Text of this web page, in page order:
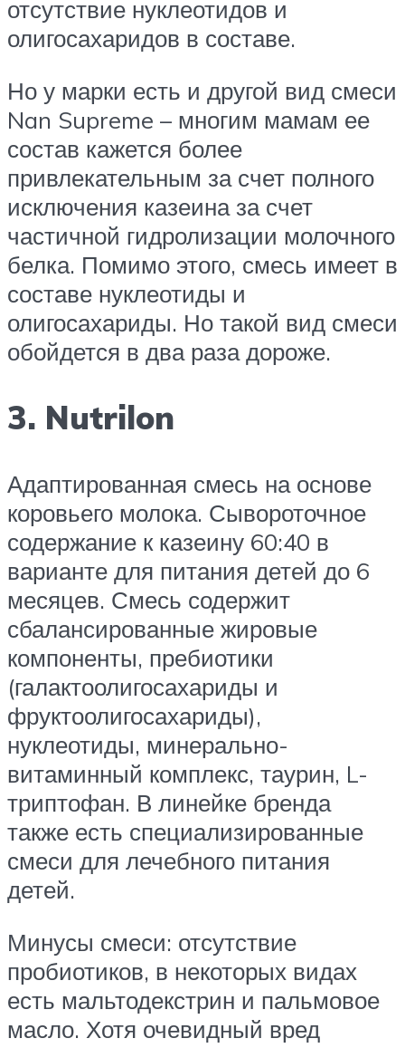
отсутствие нуклеотидов и
олигосахаридов в составе.
Но у марки есть и другой вид смеси
Nan Supreme – многим мамам ее
состав кажется более
привлекательным за счет полного
исключения казеина за счет
частичной гидролизации молочного
белка. Помимо этого, смесь имеет в
составе нуклеотиды и
олигосахариды. Но такой вид смеси
обойдется в два раза дороже.
3. Nutrilon
Адаптированная смесь на основе
коровьего молока. Сывороточное
содержание к казеину 60:40 в
варианте для питания детей до 6
месяцев. Смесь содержит
сбалансированные жировые
компоненты, пребиотики
(галактоолигосахариды и
фруктоолигосахариды),
нуклеотиды, минерально-
витаминный комплекс, таурин, L-
триптофан. В линейке бренда
также есть специализированные
смеси для лечебного питания
детей.
Минусы смеси: отсутствие
пробиотиков, в некоторых видах
есть мальтодекстрин и пальмовое
масло. Хотя очевидный вред